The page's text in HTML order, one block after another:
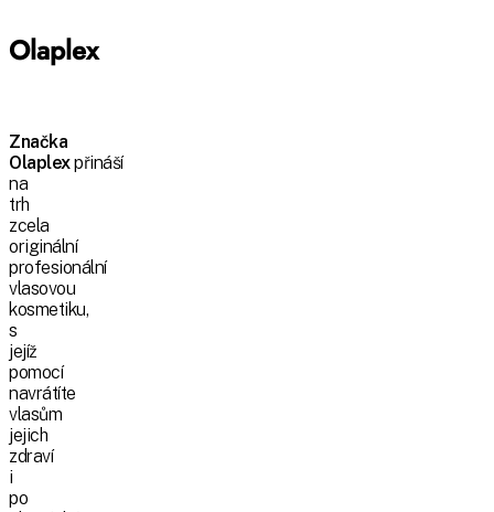
Olaplex
Značka
Olaplexpřináší
na
trh
zcela
originální
profesionální
vlasovou
kosmetiku,
s
jejíž
pomocí
navrátíte
vlasům
jejich
zdraví
i
po